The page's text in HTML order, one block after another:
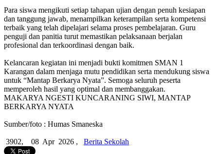
Para siswa mengikuti setiap tahapan ujian dengan penuh kesiapan
dan tanggung jawab, menampilkan keterampilan serta kompetensi
terbaik yang telah dipelajari selama proses pembelajaran. Guru
penguji dan panitia turut memastikan pelaksanaan berjalan
profesional dan terkoordinasi dengan baik.
Kelancaran kegiatan ini menjadi bukti komitmen SMAN 1
Karangan dalam menjaga mutu pendidikan serta mendukung siswa
untuk “Mantap Berkarya Nyata”. Semoga seluruh peserta
memperoleh hasil yang optimal dan membanggakan.
MAKARYA NGESTI KUNCARANING SIWI, MANTAP
BERKARYA NYATA
Sumber/foto : Humas Smaneska
3902, 08 Apr 2026 , Berita Sekolah